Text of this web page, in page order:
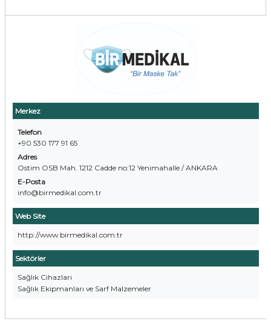
Merkez
Telefon
+90 530 177 91 65
Adres
Ostim OSB Mah. 1212 Cadde no:12 Yenimahalle / ANKARA
E-Posta
info@birmedikal.com.tr
Web Site
http://www.birmedikal.com.tr
Sektörler
Sağlık Cihazları
Sağlık Ekipmanları ve Sarf Malzemeler